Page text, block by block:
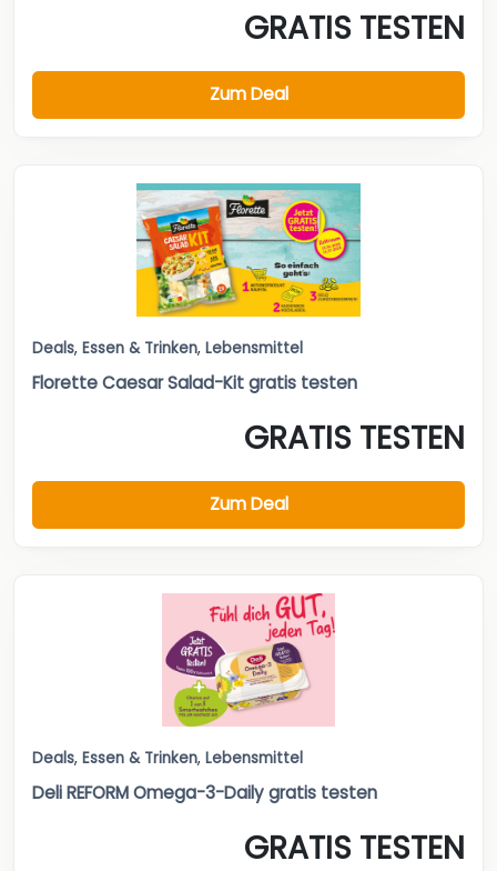
GRATIS TESTEN
Zum Deal
Deals, Essen & Trinken, Lebensmittel
Florette Caesar Salad-Kit gratis testen
GRATIS TESTEN
Zum Deal
Deals, Essen & Trinken, Lebensmittel
Deli REFORM Omega-3-Daily gratis testen
GRATIS TESTEN